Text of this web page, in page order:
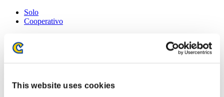
This website uses cookies
Solo
Cooperativo
Rankings
251